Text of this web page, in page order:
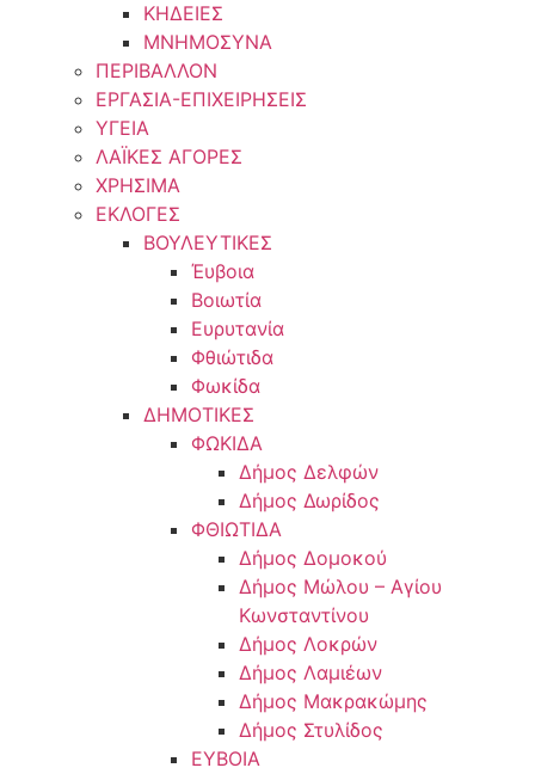
ΚΗΔΕΙΕΣ
ΜΝΗΜΟΣΥΝΑ
ΠΕΡΙΒΑΛΛΟΝ
ΕΡΓΑΣΙΑ-ΕΠΙΧΕΙΡΗΣΕΙΣ
ΥΓΕΙΑ
ΛΑΪΚΕΣ ΑΓΟΡΕΣ
ΧΡΗΣΙΜΑ
ΕΚΛΟΓΕΣ
ΒΟΥΛΕΥΤΙΚΕΣ
Έυβοια
Βοιωτία
Ευρυτανία
Φθιώτιδα
Φωκίδα
ΔΗΜΟΤΙΚΕΣ
ΦΩΚΙΔΑ
Δήμος Δελφών
Δήμος Δωρίδος
ΦΘΙΩΤΙΔΑ
Δήμος Δομοκού
Δήμος Μώλου – Αγίου
Κωνσταντίνου
Δήμος Λοκρών
Δήμος Λαμιέων
Δήμος Μακρακώμης
Δήμος Στυλίδος
ΕΥΒΟΙΑ